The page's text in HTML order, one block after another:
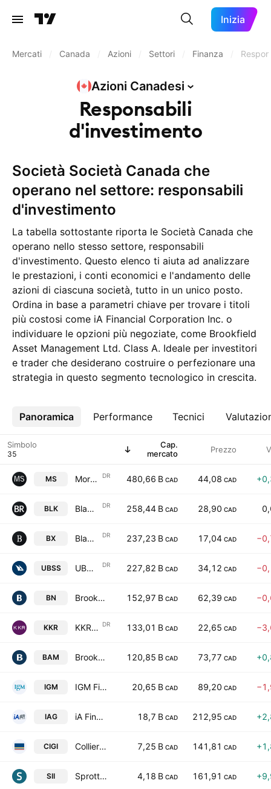
Inizia
Mercati Canada Azioni Settori Finanza
Azioni Canadesi
Responsabili
d'investimento
Società Società Canada che
operano nel settore: responsabili
d'investimento
La tabella sottostante riporta le Società Canada che
operano nello stesso settore, responsabili
d'investimento. Questo elenco ti aiuta ad analizzare
le prestazioni, i conti economici e l'andamento delle
azioni di ciascuna società, tutto in un unico posto.
Ordina in base a parametri chiave per trovare i titoli
più costosi come iA Financial Corporation Inc. o
individuare le opzioni più negoziate, come Brookfield
Asset Management Ltd. Class A. Ideale per investitori
e trader che desiderano costruire o perfezionare una
strategia in questo segmento tecnologico in crescita.
Panoramica Performance Tecnici
Altro
Simbolo
Cap.
mercato
Prezzo
MS Morgan Stanley Shs Unsponsored Canadian Depository Receipt Hedged Reg S DR 480,66 B CAD 44,08 CAD
BLK BlackRock, Inc. Shs Unsponsored Canadian Depoitary Receipt Hedged Reg S DR 258,44 B CAD 28,90 CAD
BX Blackstone Inc. Shs Sponsored Canadian Depository Receipt Hedged Reg S DR 237,23 B CAD 17,04 CAD
UBSS UBS Group AG CAD Hedged CIBC CDR DR 227,82 B CAD 34,12 CAD
BN Brookfield Corporation 152,97 B CAD 62,39 CAD
KKR KKR & Co Inc Shs Unsponsored Canadian Depository Receipt Hedged Reg S DR 133,01 B CAD 22,65 CAD
BAM Brookfield Asset Management Ltd. Class A 120,85 B CAD 73,77 CAD
IGM IGM Financial Inc. 20,65 B CAD 89,20 CAD
IAG iA Financial Corporation Inc. 18,7 B CAD 212,95 CAD
CIGI Colliers International Group Inc. 7,25 B CAD 141,81 CAD
SII Sprott Inc. 4,18 B CAD 161,91 CAD